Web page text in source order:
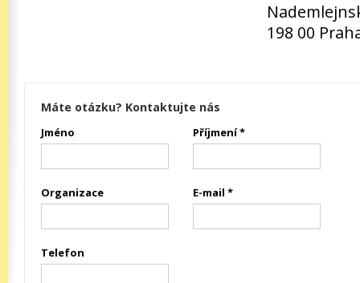
198 00
Máte otázku? Kontaktujte nás
Jméno Příjmení *
Organizace E-mail *
Telefon